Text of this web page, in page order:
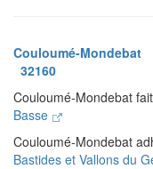
Couloumé-Mondebat
32160
Couloumé-Mondebat
Basse
Couloumé-Mondebat
Bastides et Vallons du